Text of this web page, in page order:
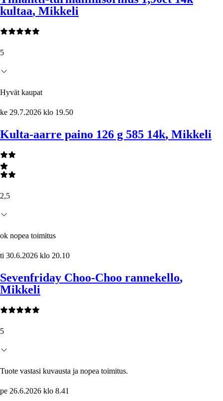
kultaa, Mikkeli
5
Hyvät kaupat
ke 29.7.2026 klo 19.50
Kulta-aarre paino 126 g 585 14k, Mikkeli
2,5
ok nopea toimitus
ti 30.6.2026 klo 20.10
Sevenfriday Choo-Choo rannekello,
Mikkeli
5
Tuote vastasi kuvausta ja nopea toimitus.
pe 26.6.2026 klo 8.41